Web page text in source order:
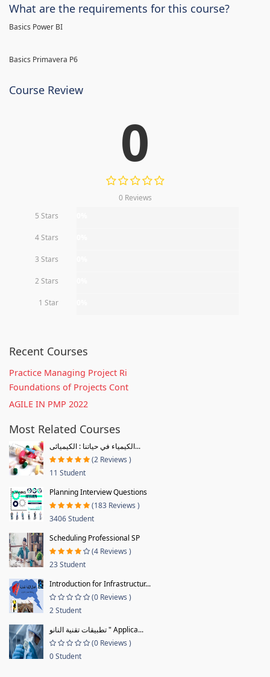
What are the requirements for this course?
Basics Power BI
Basics Primavera P6
Course Review
0
0 Reviews
5 Stars
4 Stars
3 Stars
2 Stars
1 Star
Recent Courses
Practice Managing Project Ri
Foundations of Projects Cont
AGILE IN PMP 2022
Most Related Courses
الكيمياء في حياتنا : الكيميائى...
(2 Reviews )
11 Student
Planning Interview Questions
(183 Reviews )
3406 Student
Scheduling Professional SP
(4 Reviews )
23 Student
Introduction for Infrastructur...
(0 Reviews )
2 Student
تطبيقات تقنية النانو " Applica...
(0 Reviews )
0 Student